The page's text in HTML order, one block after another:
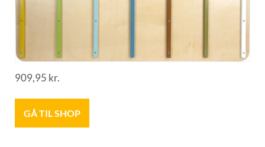
909,95 kr.
GÅ TIL SHOP